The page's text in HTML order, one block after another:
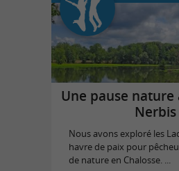
Une pause nature
Nerbis
Nous avons exploré les
havre de paix pour
de nature en Chalosse. ...